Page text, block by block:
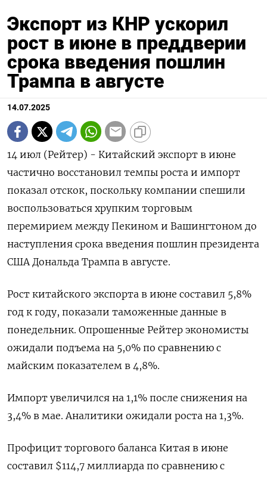
Экспорт из КНР ускорил
рост в июне в преддверии
срока введения пошлин
Трампа в августе
14.07.2025
14 июл (Рейтер) - Китайский экспорт в июне
частично восстановил темпы роста и импорт
показал отскок, поскольку компании спешили
воспользоваться хрупким торговым
перемирием между Пекином и Вашингтоном до
наступления срока введения пошлин президента
США Дональда Трампа в августе.
Рост китайского экспорта в июне составил 5,8%
год к году, показали таможенные данные в
понедельник. Опрошенные Рейтер экономисты
ожидали подъема на 5,0% по сравнению с
майским показателем в 4,8%.
Импорт увеличился на 1,1% после снижения на
3,4% в мае. Аналитики ожидали роста на 1,3%.
Профицит торгового баланса Китая в июне
составил $114,7 миллиарда по сравнению с